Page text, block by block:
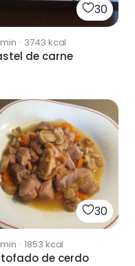
30
· 3743 kcal
de carne
30
· 1853 kcal
de cerdo